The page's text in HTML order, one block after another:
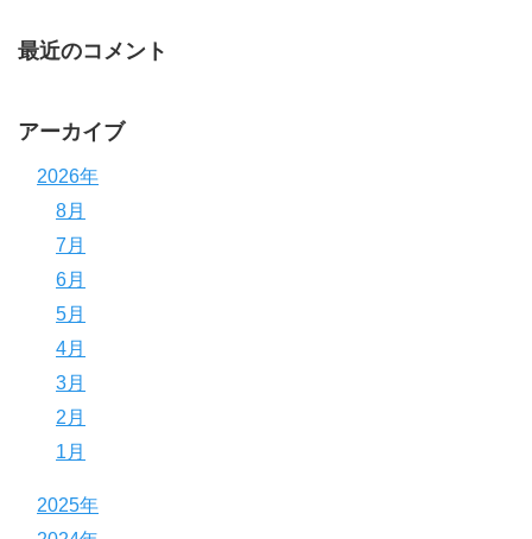
最近のコメント
アーカイブ
2026年
8月
7月
6月
5月
4月
3月
2月
1月
2025年